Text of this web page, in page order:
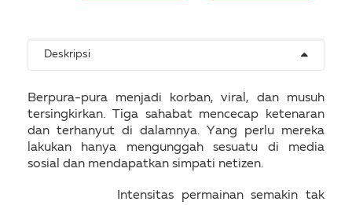
Deskripsi
Berpura-pura menjadi korban, viral, dan musuh
tersingkirkan. Tiga sahabat mencecap ketenaran
dan terhanyut di dalamnya. Yang perlu mereka
lakukan hanya mengunggah sesuatu di media
sosial dan mendapatkan simpati netizen.
Intensitas permainan semakin tak